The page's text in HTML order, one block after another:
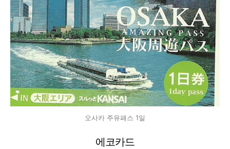
오사카 주유패스 1일
에코카드